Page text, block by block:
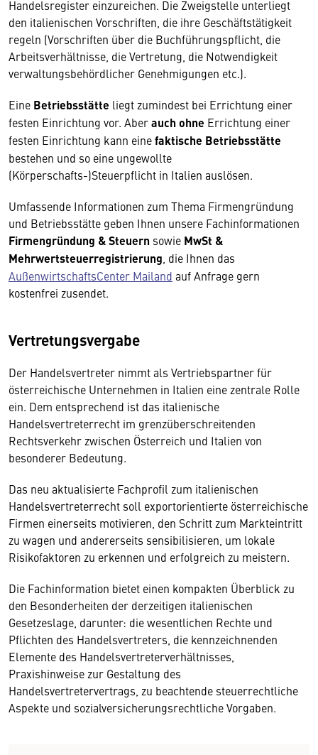
Handelsregister einzureichen. Die Zweigstelle unterliegt
den italienischen Vorschriften, die ihre Geschäftstätigkeit
regeln (Vorschriften über die Buchführungspflicht, die
Arbeitsverhältnisse, die Vertretung, die Notwendigkeit
verwaltungsbehördlicher Genehmigungen etc.).
Eine Betriebsstätte liegt zumindest bei Errichtung einer
festen Einrichtung vor. Aberauch ohne Errichtung einer
festen Einrichtung kann einefaktische Betriebsstätte
bestehen und so eine ungewollte
(Körperschafts-)Steuerpflicht in Italien auslösen.
Umfassende Informationen zum Thema Firmengründung
und Betriebsstätte geben Ihnen unsere Fachinformationen
Firmengründung & Steuern sowie MwSt &
Mehrwertsteuerregistrierung , die Ihnen das
AußenwirtschaftsCenter Mailand auf Anfrage gern
kostenfrei zusendet.
Vertretungsvergabe
Der Handelsvertreter nimmt als Vertriebspartner für
österreichische Unternehmen in Italien eine zentrale Rolle
ein. Dem entsprechend ist das italienische
Handelsvertreterrecht im grenzüberschreitenden
Rechtsverkehr zwischen Österreich und Italien von
besonderer Bedeutung.
Das neu aktualisierte Fachprofil zum italienischen
Handelsvertreterrecht soll exportorientierte österreichische
Firmen einerseits motivieren, den Schritt zum Markteintritt
zu wagen und andererseits sensibilisieren, um lokale
Risikofaktoren zu erkennen und erfolgreich zu meistern.
Die Fachinformation bietet einen kompakten Überblick zu
den Besonderheiten der derzeitigen italienischen
Gesetzeslage, darunter: die wesentlichen Rechte und
Pflichten des Handelsvertreters, die kennzeichnenden
Elemente des Handelsvertreterverhältnisses,
Praxishinweise zur Gestaltung des
Handelsvertretervertrags, zu beachtende steuerrechtliche
Aspekte und sozialversicherungsrechtliche Vorgaben.